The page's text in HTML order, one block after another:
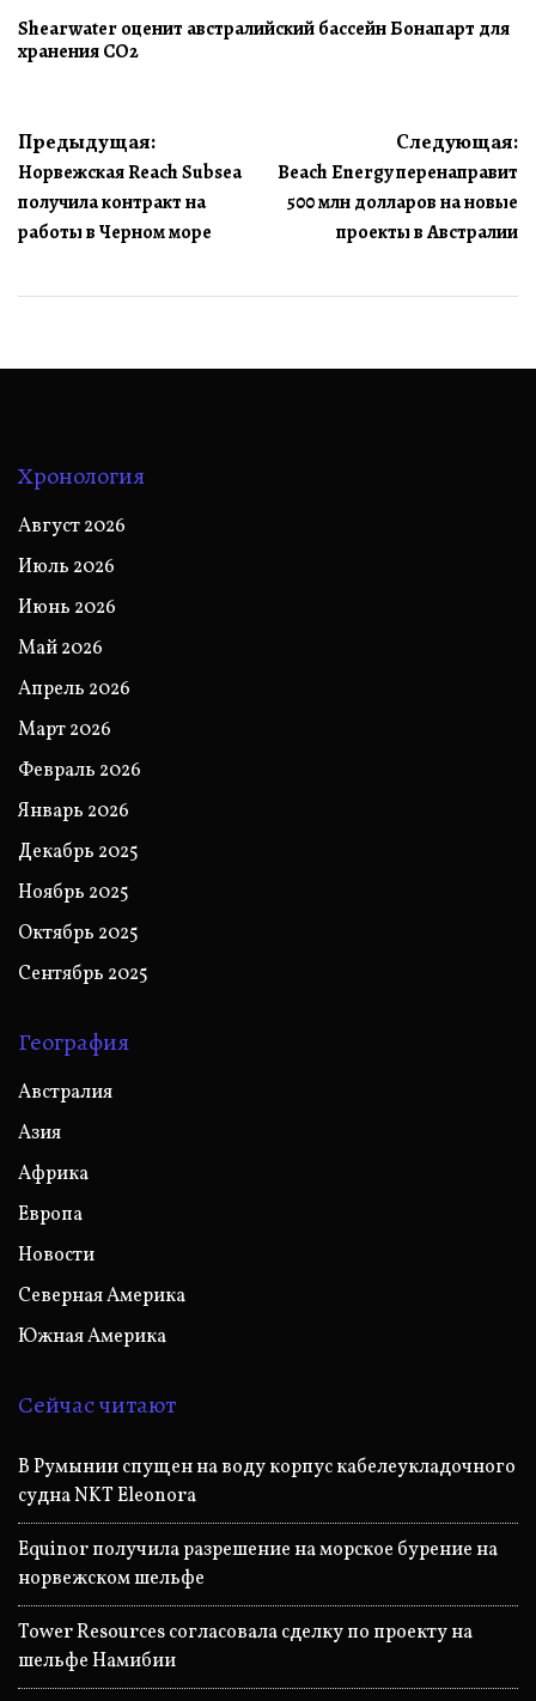
Shearwater оценит австралийский бассейн Бонапарт для
хранения CO2
Навигация
по
записям
Предыдущая:
Норвежская Reach Subsea
получила контракт на
работы в Черном море
Следующая:
Beach Energy перенаправит
500 млн долларов на новые
проекты в Австралии
Хронология
Август 2026
Июль 2026
Июнь 2026
Май 2026
Апрель 2026
Март 2026
Февраль 2026
Январь 2026
Декабрь 2025
Ноябрь 2025
Октябрь 2025
Сентябрь 2025
География
Австралия
Азия
Африка
Европа
Новости
Северная Америка
Южная Америка
Сейчас читают
В Румынии спущен на воду корпус кабелеукладочного
судна NKT Eleonora
Equinor получила разрешение на морское бурение на
норвежском шельфе
Tower Resources согласовала сделку по проекту на
шельфе Намибии